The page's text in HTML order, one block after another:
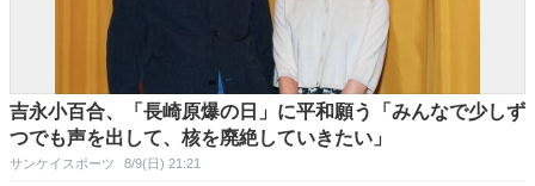
吉永小百合、「長崎原爆の日」に平和願う「みんなで少しず
つでも声を出して、核を廃絶していきたい」
サンケイスポーツ 8/9(日) 21:21